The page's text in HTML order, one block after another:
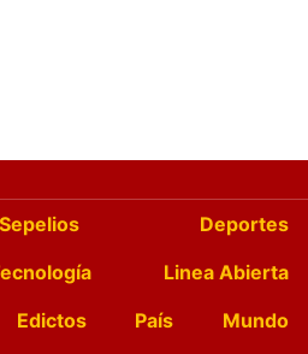
Sepelios
Deportes
Linea Abierta
Edictos País
Mundo